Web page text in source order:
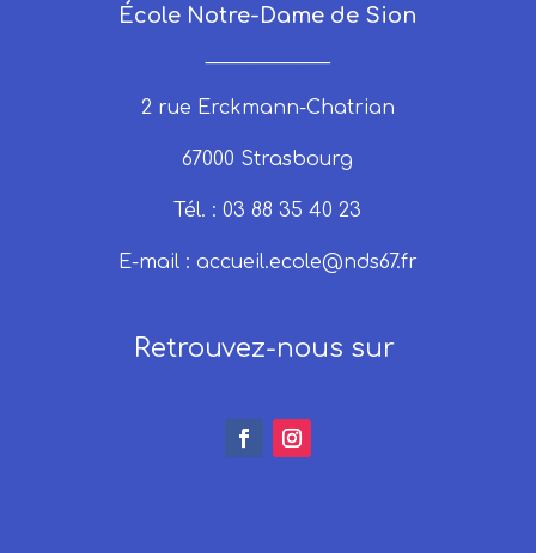
École Notre-Dame de Sion
2 rue Erckmann-Chatrian
67000 Strasbourg
Tél. : 03 88 35 40 23
E-mail : accueil.ecole@nds67.fr
Retrouvez-nous sur